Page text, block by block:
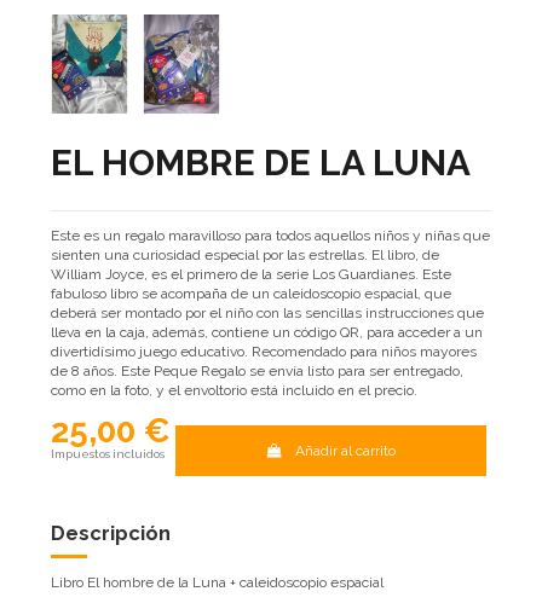
EL HOMBRE DE LA LUNA
Este es un regalo maravilloso para todos aquellos niños y niñas que
sienten una curiosidad especial por las estrellas. El libro, de
William Joyce, es el primero de la serie Los Guardianes. Este
fabuloso libro se acompaña de un caleidoscopio espacial, que
deberá ser montado por el niño con las sencillas instrucciones que
lleva en la caja, además, contiene un código QR, para acceder a un
divertidísimo juego educativo. Recomendado para niños mayores
de 8 años. Este Peque Regalo se envía listo para ser entregado,
como en la foto, y el envoltorio está incluido en el precio.
25,00 €
Impuestos incluidos Añadir al carrito
Descripción
Libro El hombre de la Luna + caleidoscopio espacial